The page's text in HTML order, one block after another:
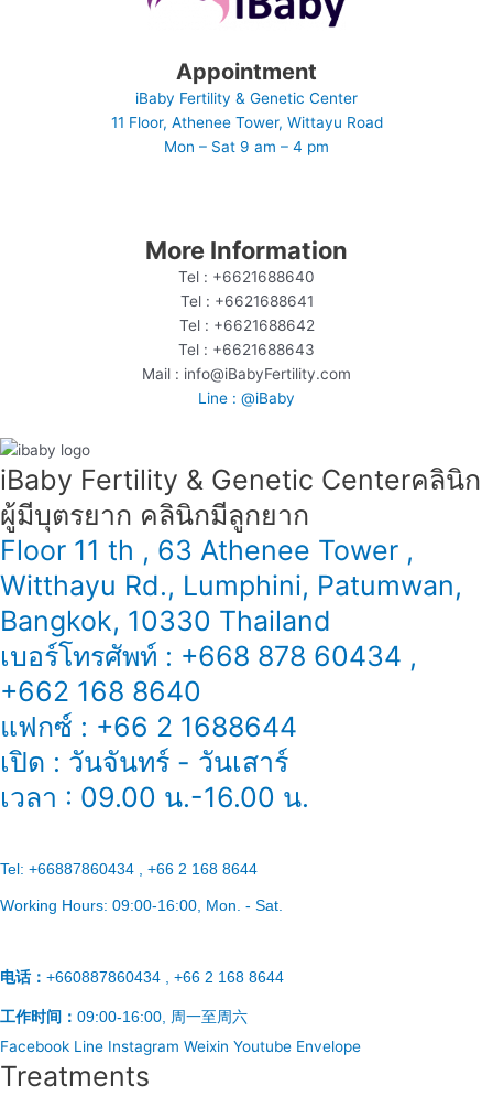
Appointment
iBaby Fertility & Genetic Center
11 Floor, Athenee Tower, Wittayu Road
Mon – Sat 9 am – 4 pm
More Information
Tel : +6621688640
Tel : +6621688641
Tel : +6621688642
Tel : +6621688643
Mail : info@iBabyFertility.com
Line : @iBaby
iBaby Fertility & Genetic Center​ คลินิก
ผู้มีบุตรยาก คลินิกมีลูกยาก
Floor 11 th , 63 Athenee Tower ,
Witthayu Rd., Lumphini, Patumwan,
Bangkok, 10330 Thailand
เบอร์โทรศัพท์ : +668 878 60434 ,
+662 168 8640
แฟกซ์ : +66 2 1688644
เปิด : วันจันทร์ - วันเสาร์
เวลา : 09.00 น.-16.00 น.
Tel: +66887860434 , +66 2 168 8644
Working Hours: 09:00-16:00, Mon. - Sat.
电话： +660887860434 , +66 2 168 8644
工作时间： 09:00-16:00, 周一至周六
Facebook Line Instagram Weixin Youtube Envelope
Treatments